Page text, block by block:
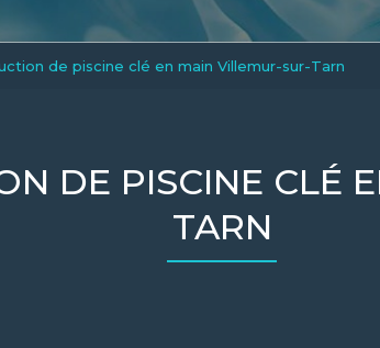
Les abris
Spas-Balnéo
de piscine clé en main Villemur-sur-Tarn
DE PISCINE CLÉ
TARN